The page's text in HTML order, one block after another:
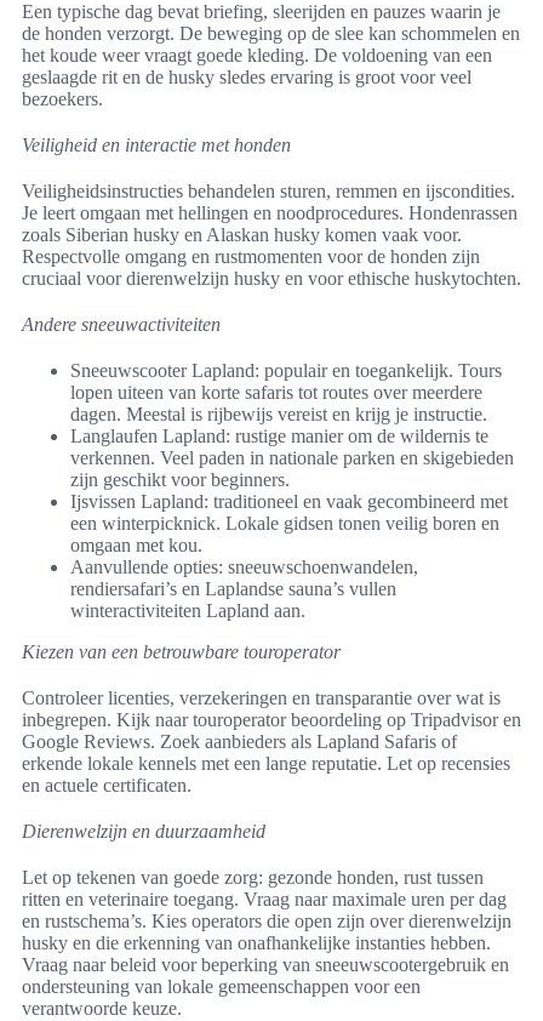
Een typische dag bevat briefing, sleerijden en pauzes waarin je
de honden verzorgt. De beweging op de slee kan schommelen en
het koude weer vraagt goede kleding. De voldoening van een
geslaagde rit en de husky sledes ervaring is groot voor veel
bezoekers.
Veiligheid en interactie met honden
Veiligheidsinstructies behandelen sturen, remmen en ijscondities.
Je leert omgaan met hellingen en noodprocedures. Hondenrassen
zoals Siberian husky en Alaskan husky komen vaak voor.
Respectvolle omgang en rustmomenten voor de honden zijn
cruciaal voor dierenwelzijn husky en voor ethische huskytochten.
Andere sneeuwactiviteiten
Sneeuwscooter Lapland: populair en toegankelijk. Tours
lopen uiteen van korte safaris tot routes over meerdere
dagen. Meestal is rijbewijs vereist en krijg je instructie.
Langlaufen Lapland: rustige manier om de wildernis te
verkennen. Veel paden in nationale parken en skigebieden
zijn geschikt voor beginners.
Ijsvissen Lapland: traditioneel en vaak gecombineerd met
een winterpicknick. Lokale gidsen tonen veilig boren en
omgaan met kou.
Aanvullende opties: sneeuwschoenwandelen,
rendiersafari’s en Laplandse sauna’s vullen
winteractiviteiten Lapland aan.
Kiezen van een betrouwbare touroperator
Controleer licenties, verzekeringen en transparantie over wat is
inbegrepen. Kijk naar touroperator beoordeling op Tripadvisor en
Google Reviews. Zoek aanbieders als Lapland Safaris of
erkende lokale kennels met een lange reputatie. Let op recensies
en actuele certificaten.
Dierenwelzijn en duurzaamheid
Let op tekenen van goede zorg: gezonde honden, rust tussen
ritten en veterinaire toegang. Vraag naar maximale uren per dag
en rustschema’s. Kies operators die open zijn over dierenwelzijn
husky en die erkenning van onafhankelijke instanties hebben.
Vraag naar beleid voor beperking van sneeuwscootergebruik en
ondersteuning van lokale gemeenschappen voor een
verantwoorde keuze.